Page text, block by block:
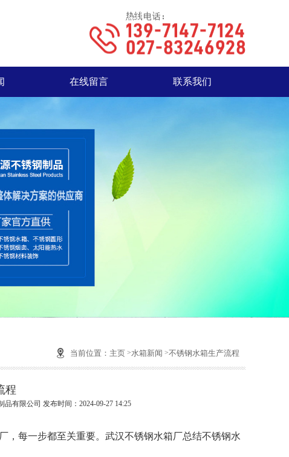
在线留言 联系我们
当前位置： 主页 水箱新闻 不锈钢水箱生产流程
程
有限公司 发布时间：2024-09-27 14:25
每一步都至关重要。 武汉不锈钢水箱厂总结不锈钢水